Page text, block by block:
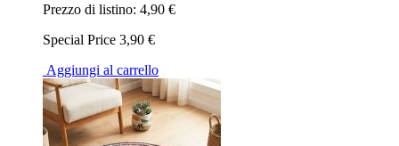
Prezzo di listino: 4,90 €
Special Price 3,90 €
Aggiungi al carrello